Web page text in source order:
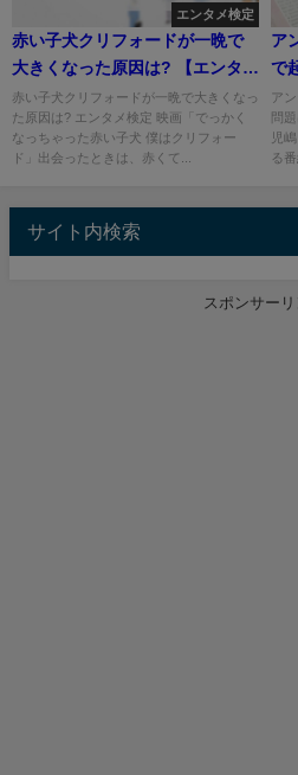
エンタメ検定
赤い子犬クリフォードが一晩で
大きくなった原因は? 【エンタメ
検定】
赤い子犬クリフォードが一晩で大きくなっ
た原因は? エンタメ検定 映画「でっかく
なっちゃった赤い子犬 僕はクリフォー
ド」出会ったときは、赤くて...
ア
で
定
ア
問
児
る
サイト内検索
スポンサーリ